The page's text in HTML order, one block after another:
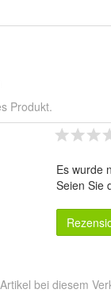
Produkt.
Es wurde
Seien Sie
bei diesem